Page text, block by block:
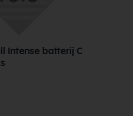
Intense batterij C